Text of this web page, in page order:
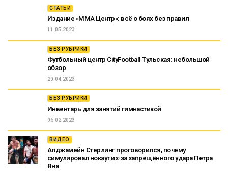
СТАТЬИ
Издание «ММА Центр»: всё о боях без правил
11.05.2023
БЕЗ РУБРИКИ
Футбольный центр CityFootball Тульская: небольшой
обзор
20.04.2023
БЕЗ РУБРИКИ
Инвентарь для занятий гимнастикой
06.02.2023
ВИДЕО
Алджамейн Стерлинг проговорился, почему
симулировал нокаут из-за запрещённого удара Петра
Яна